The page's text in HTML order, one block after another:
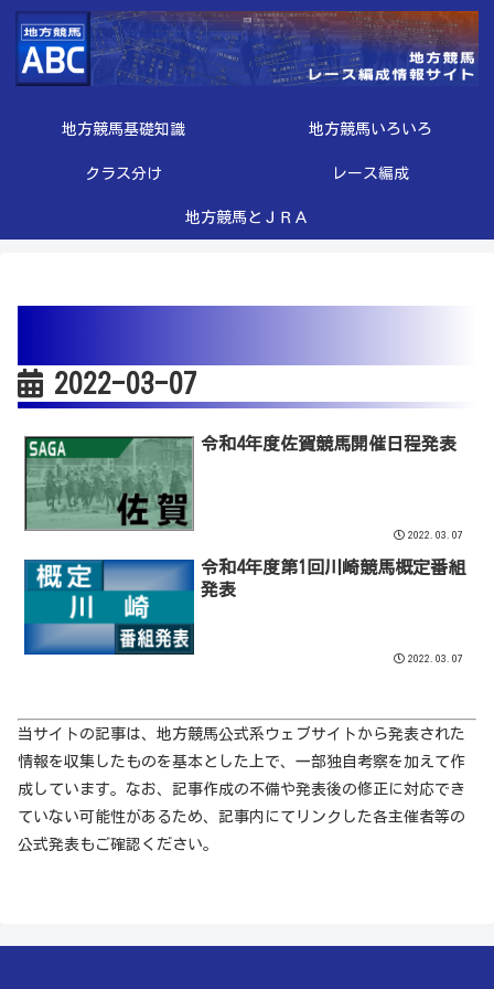
地方競馬基礎知識 地方競馬いろいろ
クラス分け レース編成
地方競馬とＪＲＡ
2022-03-07
令和4年度佐賀競馬開催日程発表
2022.03.07
令和4年度第1回川崎競馬概定番組
発表
2022.03.07
当サイトの記事は、地方競馬公式系ウェブサイトから発表された
情報を収集したものを基本とした上で、一部独自考察を加えて作
成しています。なお、記事作成の不備や発表後の修正に対応でき
ていない可能性があるため、記事内にてリンクした各主催者等の
公式発表もご確認ください。